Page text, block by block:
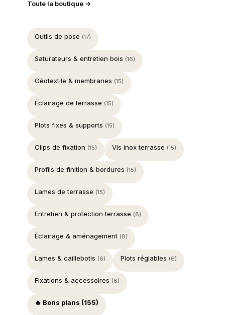
Toute la boutique →
Outils de pose (17)
Saturateurs & entretien bois (16)
Géotextile & membranes (15)
Éclairage de terrasse (15)
Plots fixes & supports (15)
Clips de fixation (15) Vis inox terrasse (15)
Profils de finition & bordures (15)
Lames de terrasse (15)
Entretien & protection terrasse (8)
Éclairage & aménagement (8)
Lames & caillebotis (6) Plots réglables (6)
Fixations & accessoires (6)
🔥 Bons plans (155)